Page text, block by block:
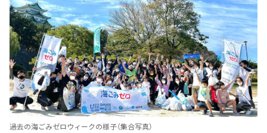
過去の海ごみゼロウィークの様子（集合写真）